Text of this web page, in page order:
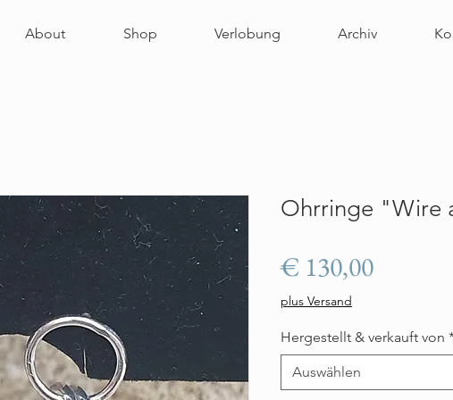
About Shop Verlobung Archiv
Ohrringe "Wire
€ 130,00Preis
plus Versand
Hergestellt & verkauft von
Auswählen